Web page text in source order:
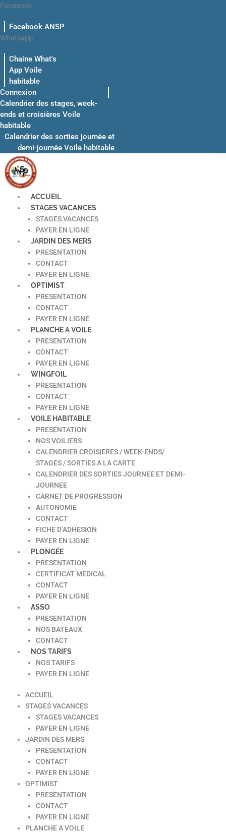
Aller
contenu
Facebook
Facebook ANSP
Whatsapp
Chaine What's
App Voile
habitable
Connexion
Calendrier des stages, week-
ends et croisières Voile
habitable
Calendrier des sorties journée et
demi-journée Voile habitable
ACCUEIL
STAGES VACANCES
STAGES VACANCES
PAYER EN LIGNE
JARDIN DES MERS
PRESENTATION
CONTACT
PAYER EN LIGNE
OPTIMIST
PRESENTATION
CONTACT
PAYER EN LIGNE
PLANCHE A VOILE
PRESENTATION
CONTACT
PAYER EN LIGNE
WINGFOIL
PRESENTATION
CONTACT
PAYER EN LIGNE
VOILE HABITABLE
PRESENTATION
NOS VOILIERS
CALENDRIER CROISIERES / WEEK-ENDS/
STAGES / SORTIES A LA CARTE
CALENDRIER DES SORTIES JOURNEE ET DEMI-
JOURNEE
CARNET DE PROGRESSION
AUTONOMIE
CONTACT
FICHE D’ADHESION
PAYER EN LIGNE
PLONGÉE
PRESENTATION
CERTIFICAT MEDICAL
CONTACT
PAYER EN LIGNE
ASSO
PRESENTATION
NOS BATEAUX
CONTACT
NOS TARIFS
NOS TARIFS
PAYER EN LIGNE
ACCUEIL
STAGES VACANCES
STAGES VACANCES
PAYER EN LIGNE
JARDIN DES MERS
PRESENTATION
CONTACT
PAYER EN LIGNE
OPTIMIST
PRESENTATION
CONTACT
PAYER EN LIGNE
PLANCHE A VOILE